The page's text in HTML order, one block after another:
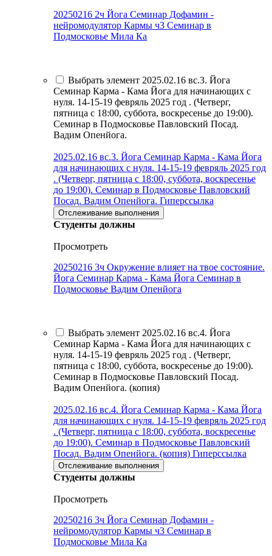
20250216 2ч Йога Семинар Дофамин -
нейромодулятор Кармы ч3 Семинар в
Подмосковье Мила Ка
Выбрать элемент 2025.02.16 вс.3. Йога
Семинар Карма - Кама Йога для начинающих с
нуля. 14-15-19 февряль 2025 год . (Четверг,
пятница с 18:00, суббота, воскресенье до 19:00).
Семинар в Подмосковье Павловский Посад.
Вадим Опенйога.
2025.02.16 вс.3. Йога Семинар Карма - Кама Йога
для начинающих с нуля. 14-15-19 февряль 2025 год
. (Четверг, пятница с 18:00, суббота, воскресенье
до 19:00). Семинар в Подмосковье Павловский
Посад. Вадим Опенйога. Гиперссылка
Отслеживание выполнения
Студенты должны
Просмотреть
20250216 3ч Окружение влияет на твое состояние.
Йога Семинар Карма - Кама Йога Семинар в
Подмосковье Вадим Опенйога
Выбрать элемент 2025.02.16 вс.4. Йога
Семинар Карма - Кама Йога для начинающих с
нуля. 14-15-19 февряль 2025 год . (Четверг,
пятница с 18:00, суббота, воскресенье до 19:00).
Семинар в Подмосковье Павловский Посад.
Вадим Опенйога. (копия)
2025.02.16 вс.4. Йога Семинар Карма - Кама Йога
для начинающих с нуля. 14-15-19 февряль 2025 год
. (Четверг, пятница с 18:00, суббота, воскресенье
до 19:00). Семинар в Подмосковье Павловский
Посад. Вадим Опенйога. (копия) Гиперссылка
Отслеживание выполнения
Студенты должны
Просмотреть
20250216 3ч Йога Семинар Дофамин -
нейромодулятор Кармы ч3 Семинар в
Подмосковье Мила Ка